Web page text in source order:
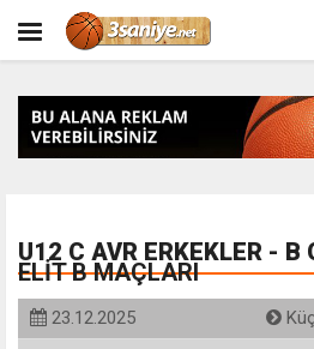
U12 C AVR ERKEKLER - B
ELİT B MAÇLARI
23.12.2025